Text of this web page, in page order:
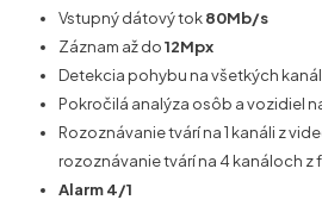
Vstupný dátový tok80Mb/s
Záznam až do12Mpx
Detekcia pohybu na všetkých
Pokročilá analýza osôb a vozidiel
Rozoznávanie tvárí na 1 kanáli z
rozoznávanie tvárí na 4 kanáloch z
Alarm 4/1